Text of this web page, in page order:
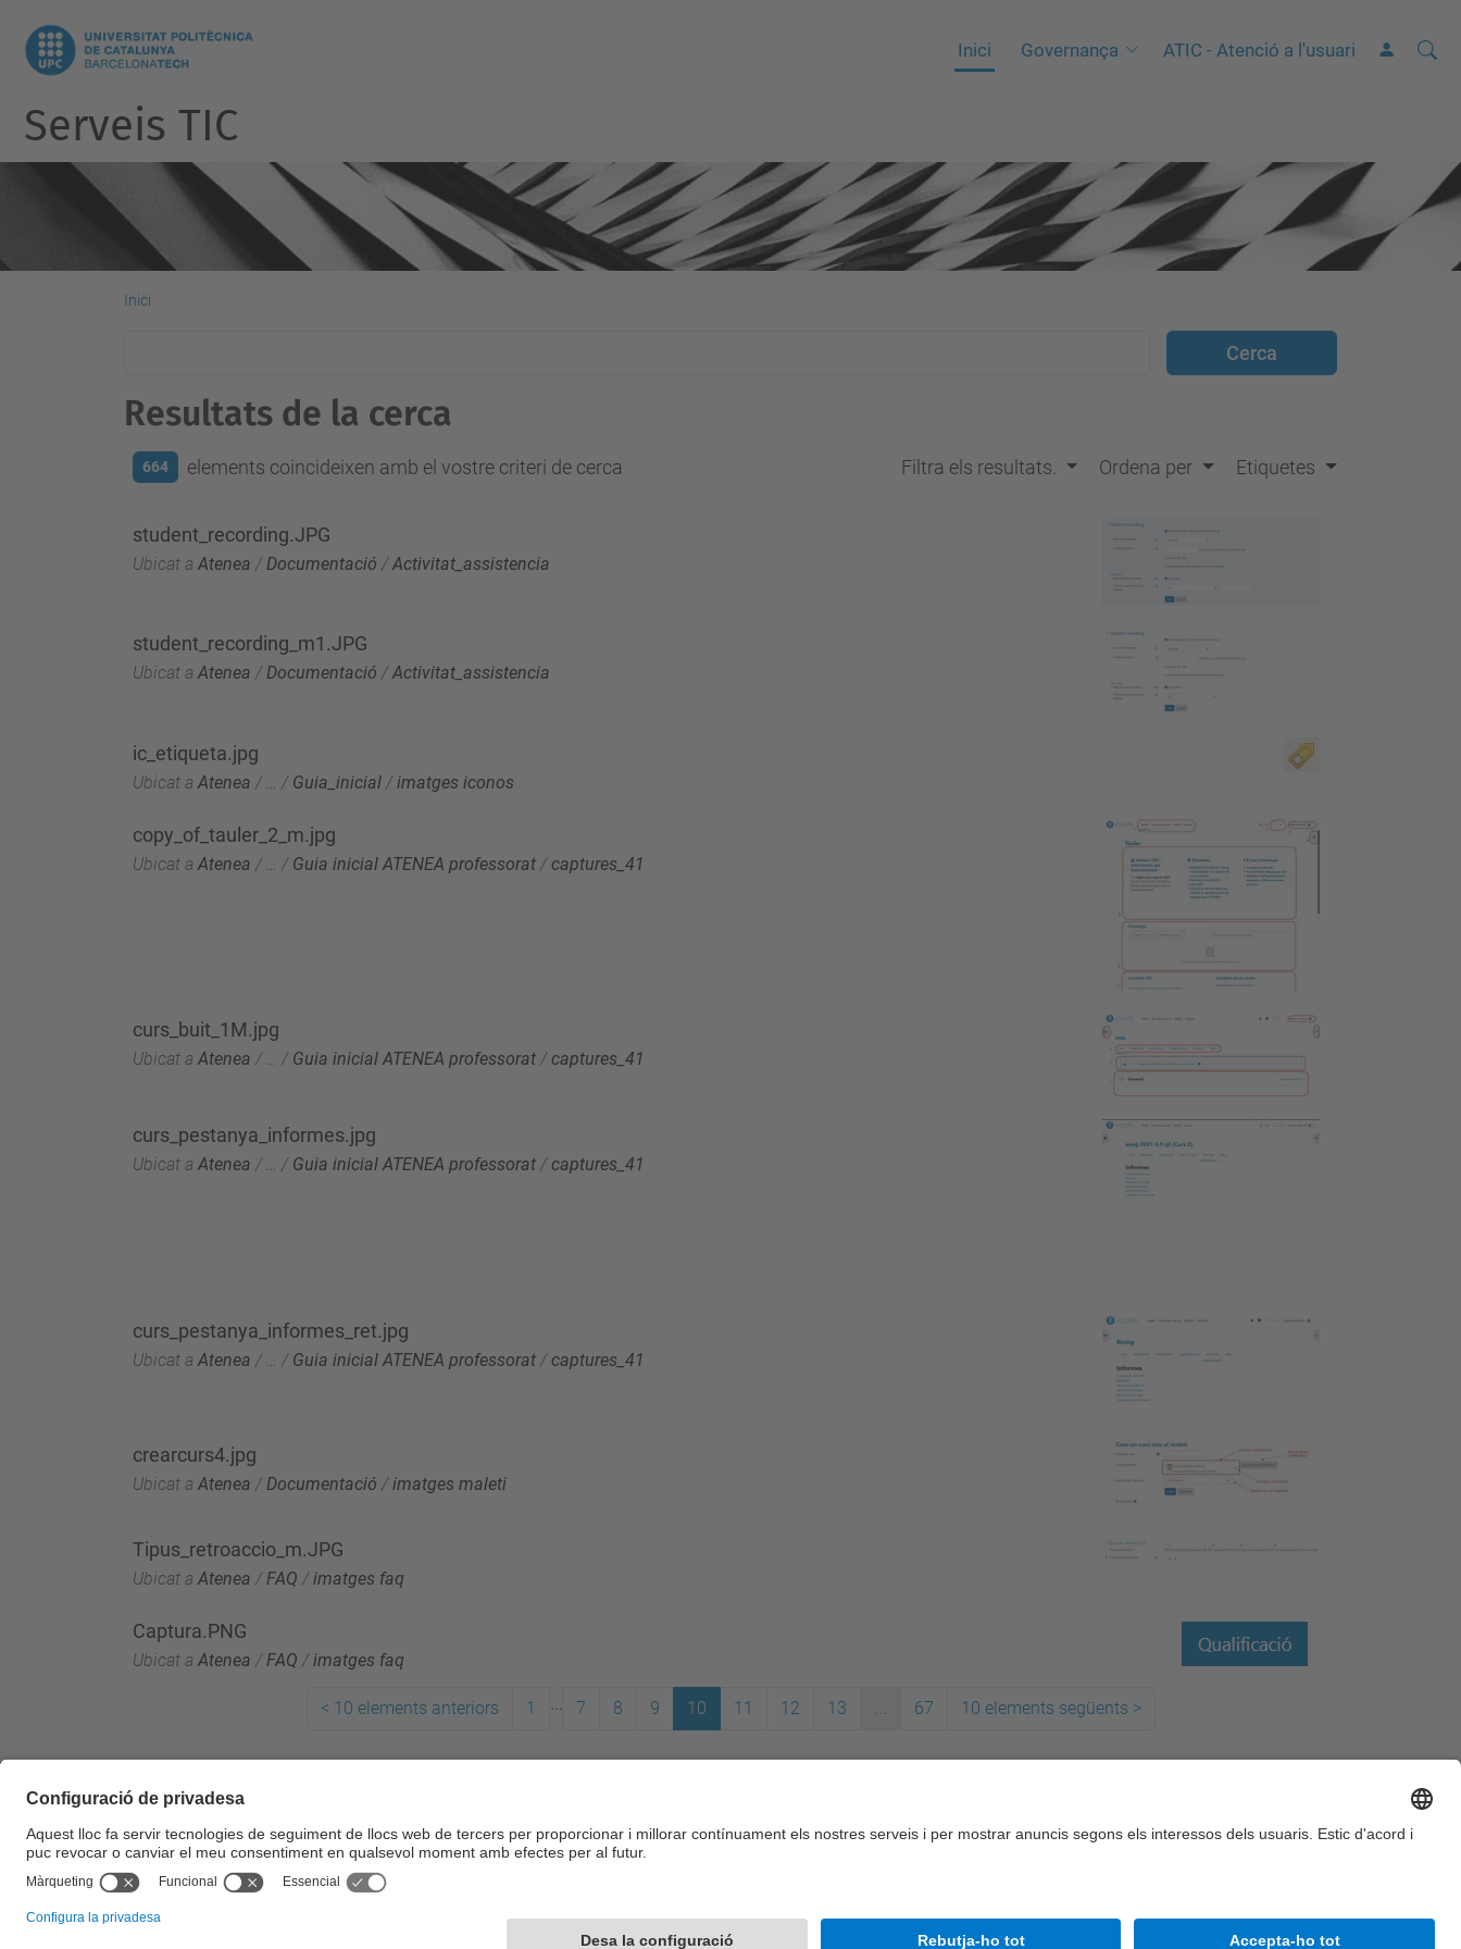
Inici Governança ATIC - Atenció a l'usuari Cerca
C
a
Serveis TIC
Inici
Resultats de la cerca
664 elements coincideixen amb el vostre criteri de cerca Filtra els resultats. Ordena per Etiquetes
student_recording.JPG
Ubicat a Atenea / Documentació /Activitat_assistencia
student_recording_m1.JPG
Ubicat a Atenea /Documentació /Activitat_assistencia
ic_etiqueta.jpg
Ubicat a Atenea / / Guia_inicial /imatges iconos
copy_of_tauler_2_m.jpg
Ubicat a Atenea / … / Guia inicial ATENEA professorat / captures_41
curs_buit_1M.jpg
Ubicat a Atenea / / Guia inicial ATENEA professorat / captures_41
curs_pestanya_informes.jpg
Ubicat a Atenea / … / Guia inicial ATENEA professorat / captures_41
curs_pestanya_informes_ret.jpg
Ubicat a Atenea / / Guia inicial ATENEA professorat / captures_41
crearcurs4.jpg
Ubicat a Atenea /Documentació /imatges maleti
Tipus_retroaccio_m.JPG
Ubicat a Atenea / FAQ /imatges faq
Captura.PNG
Ubicat a Atenea /FAQ /imatges faq
< 10 elements anteriors 1 7 8 9 10 11 12 13 ... 67 10 elements següents >